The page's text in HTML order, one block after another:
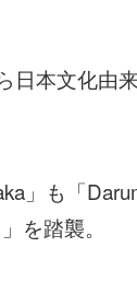
日本文化由
」も「
を踏襲。